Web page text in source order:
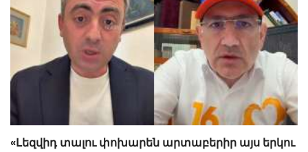
«Լեզվիդ տալու փոխարեն արտաբերիր այս երկու